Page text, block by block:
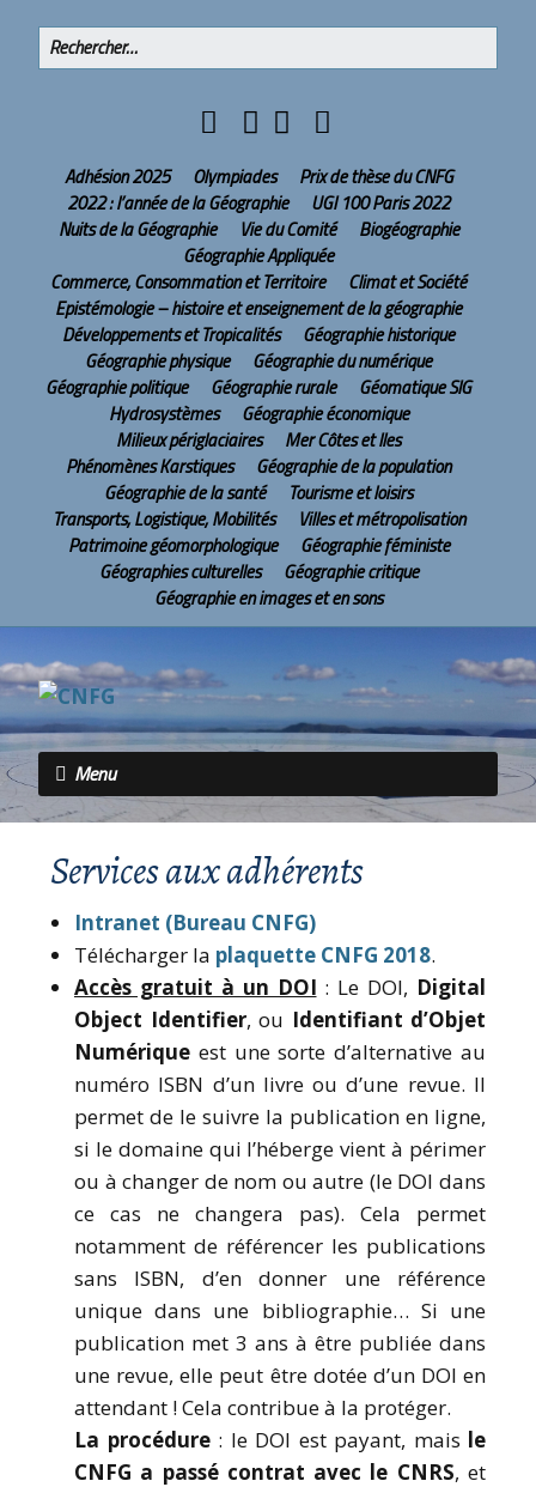
Adhésion 2025 Olympiades
Prix de thèse du CNFG
2022 : l’année de la Géographie
UGI 100 Paris 2022
Nuits de la Géographie
Vie du Comité
Biogéographie
Géographie Appliquée
Commerce, Consommation et Territoire
Climat et Société
Epistémologie – histoire et enseignement de la géographie
Développements et Tropicalités
Géographie historique
Géographie physique
Géographie du numérique
Géographie politique
Géographie rurale
Géomatique SIG
Hydrosystèmes
Géographie économique
Milieux périglaciaires
Mer Côtes et Iles
Phénomènes Karstiques
Géographie de la population
Géographie de la santé
Tourisme et loisirs
Transports, Logistique, Mobilités
Villes et métropolisation
Patrimoine géomorphologique
Géographie féministe
Géographies culturelles
Géographie critique
Géographie en images et en sons
Menu
Services aux adhérents
Intranet (Bureau CNFG)
Télécharger la plaquette CNFG 2018.
Accès gratuit à un DOI : Le DOI, Digital
Object Identifier, ou Identifiant d’Objet
Numérique est une sorte d’alternative au
numéro ISBN d’un livre ou d’une revue. Il
permet de le suivre la publication en ligne,
si le domaine qui l’héberge vient à périmer
ou à changer de nom ou autre (le DOI dans
ce cas ne changera pas). Cela permet
notamment de référencer les publications
sans ISBN, d’en donner une référence
unique dans une bibliographie… Si une
publication met 3 ans à être publiée dans
une revue, elle peut être dotée d’un DOI en
attendant ! Cela contribue à la protéger.
La procédure: le DOI est payant, mais le
CNFG a passé contrat avec le CNRS, et